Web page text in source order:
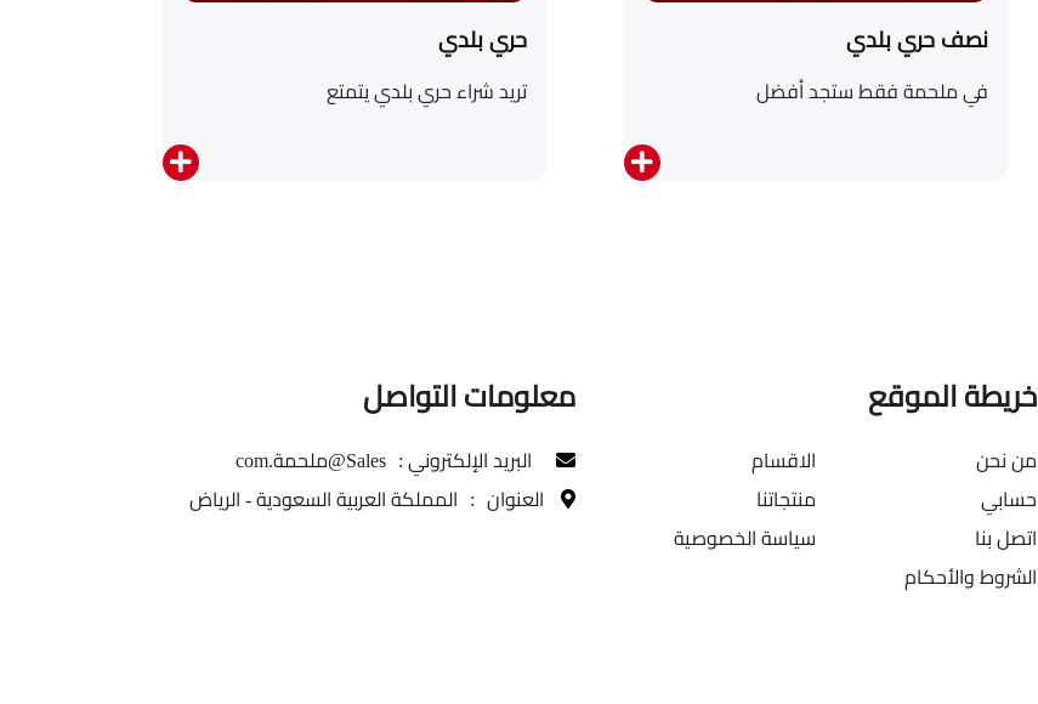
نصف حري بلدي
في ملحمة فقط ستجد أفضل
حري بلدي
تريد شراء حري بلدي يتمتع
خريطة الموقع
من نحن
الاقسام
حسابي
منتجاتنا
اتصل بنا
سياسة الخصوصية
الشروط والأحكام
معلومات التواصل
البريد الإلكتروني: Sales@ملحمة.com
العنوان : المملكة العربية السعودية - الرياض